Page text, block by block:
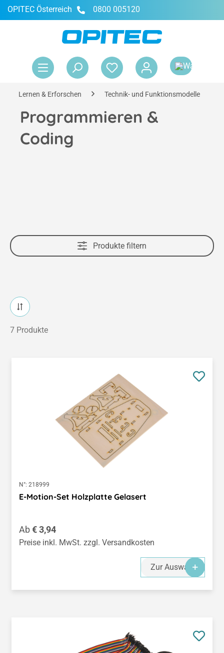
springen
OPITEC Österreich 0800 005120
Lernen & Erforschen Technik- und Funktionsmodelle
Programmieren &
Coding
Produkte filtern
7 Produkte
N°: 218999
E-Motion-Set Holzplatte Gelasert
Regulärer Preis:
Ab€ 3,94
Preise inkl. MwSt. zzgl. Versandkosten
Zur Auswahl